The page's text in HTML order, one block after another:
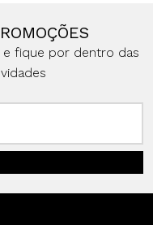
e fique por dentro das